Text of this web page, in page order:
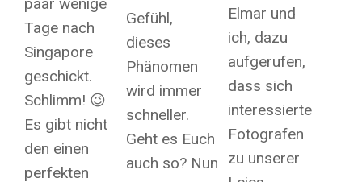
Tage nach
Singapore
geschickt.
Schlimm! 😉
Es gibt nicht
den einen
perfekten
Gefühl,
dieses
Phänomen
wird immer
schneller.
Geht es Euch
auch so? Nun
Elmar und
ich, dazu
aufgerufen,
dass sich
interessierte
Fotografen
zu unserer